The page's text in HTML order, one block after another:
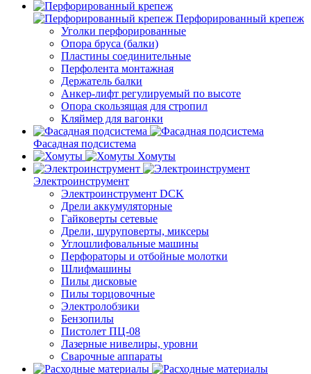
Перфорированный крепеж
Уголки перфорированные
Опора бруса (балки)
Пластины соединительные
Перфолента монтажная
Держатель балки
Анкер-лифт регулируемый по высоте
Опора скользящая для стропил
Кляймер для вагонки
Фасадная подсистема
Хомуты
Электроинструмент
Электроинструмент DCK
Дрели аккумуляторные
Гайковерты сетевые
Дрели, шуруповерты, миксеры
Углошлифовальные машины
Перфораторы и отбойные молотки
Шлифмашины
Пилы дисковые
Пилы торцовочные
Электролобзики
Бензопилы
Пистолет ПЦ-08
Лазерные нивелиры, уровни
Сварочные аппараты